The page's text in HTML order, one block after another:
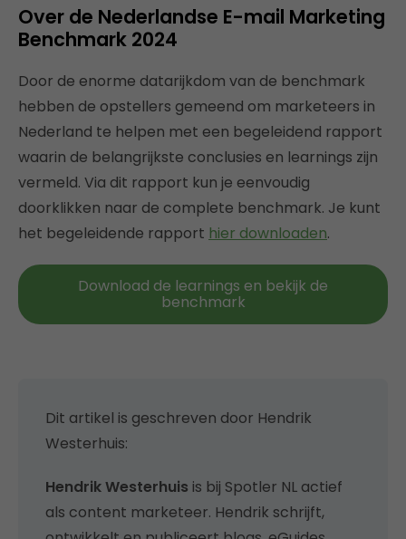
Over de Nederlandse E-mail Marketing
Benchmark 2024
Door de enorme datarijkdom van de benchmark
hebben de opstellers gemeend om marketeers in
Nederland te helpen met een begeleidend rapport
waarin de belangrijkste conclusies en learnings zijn
vermeld. Via dit rapport kun je eenvoudig
doorklikken naar de complete benchmark. Je kunt
het begeleidende rapport hier downloaden.
Download de learnings en bekijk de
benchmark
Dit artikel is geschreven door Hendrik
Westerhuis:
Hendrik Westerhuis is bij Spotler NL actief
als content marketeer. Hendrik schrijft,